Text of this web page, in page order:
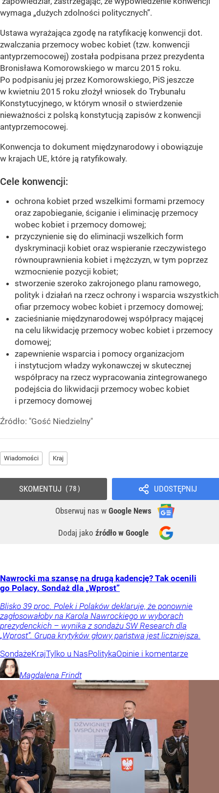
wymaga „dużych zdolności politycznych”.
Ustawa wyrażająca zgodę na ratyfikację konwencji dot.
zwalczania przemocy wobec kobiet (tzw. konwencji
antyprzemocowej) została podpisana przez prezydenta
Bronisława Komorowskiego w marcu 2015 roku.
Po podpisaniu jej przez Komorowskiego, PiS jeszcze
w kwietniu 2015 roku złożył wniosek do Trybunału
Konstytucyjnego, w którym wnosił o stwierdzenie
nieważności z polską konstytucją zapisów z konwencji
antyprzemocowej.
Konwencja to dokument międzynarodowy i obowiązuje
w krajach UE, które ją ratyfikowały.
Cele konwencji:
ochrona kobiet przed wszelkimi formami przemocy
oraz zapobieganie, ściganie i eliminację przemocy
wobec kobiet i przemocy domowej;
przyczynienie się do eliminacji wszelkich form
dyskryminacji kobiet oraz wspieranie rzeczywistego
równouprawnienia kobiet i mężczyzn, w tym poprzez
wzmocnienie pozycji kobiet;
stworzenie szeroko zakrojonego planu ramowego,
polityk i działań na rzecz ochrony i wsparcia wszystkich
ofiar przemocy wobec kobiet i przemocy domowej;
zacieśnianie międzynarodowej współpracy mającej
na celu likwidację przemocy wobec kobiet i przemocy
domowej;
zapewnienie wsparcia i pomocy organizacjom
i instytucjom władzy wykonawczej w skutecznej
współpracy na rzecz wypracowania zintegrowanego
podejścia do likwidacji przemocy wobec kobiet
i przemocy domowej
Źródło: "Gość Niedzielny"
Wiadomości Kraj
UDOSTĘPNIJ
Obserwuj nas w Google News
Dodaj jako źródło w Google
SKOMENTUJ 78
Nawrocki ma szansę na drugą kadencję? Tak ocenili
go Polacy. Sondaż dla „Wprost”
Blisko 39 proc. Polek i Polaków deklaruje, że ponownie
zagłosowałoby na Karola Nawrockiego w wyborach
prezydenckich – wynika z sondażu SW Research dla
„Wprost”. Grupa krytyków głowy państwa jest liczniejsza.
SondażeKrajTylko u NasPolitykaOpinie i komentarze
Magdalena Frindt